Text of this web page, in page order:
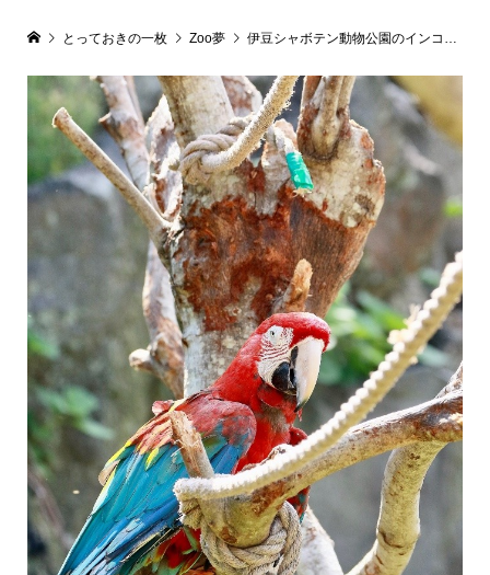
とっておきの一枚 Zoo夢 伊豆シャボテン動物公園のインコたち(ベニコンゴウインコ)